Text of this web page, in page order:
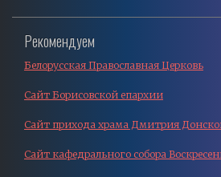
Рекомендуем
Белорусская Православная Церковь
Сайт Борисовской епархии
Сайт прихода храма Дмитрия
Сайт кафедрального собора